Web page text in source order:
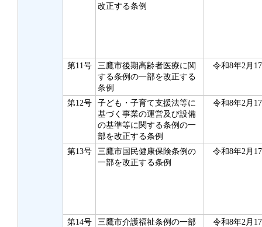
改正する条例
第11号
三鷹市後期高齢者医療に関
する条例の一部を改正する
条例
令和8年2月
第12号
子ども・子育て支援法等に
基づく事業の運営及び設備
の基準等に関する条例の一
部を改正する条例
令和8年2月
第13号
三鷹市国民健康保険条例の
一部を改正する条例
令和8年2月
第14号
三鷹市介護福祉条例の一部
令和8年2月